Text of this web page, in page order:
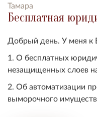
Тамара
Бесплатная
Добрый день. У меня к
1. О бесплатных
незащищенных слоев
2. Об автоматизации
выморочного